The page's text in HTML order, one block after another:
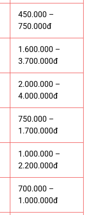
450.000 –
750.000đ
1.600.000 –
3.700.000đ
2.000.000 –
4.000.000đ
750.000 –
1.700.000đ
1.000.000 –
2.200.000đ
700.000 –
1.000.000đ